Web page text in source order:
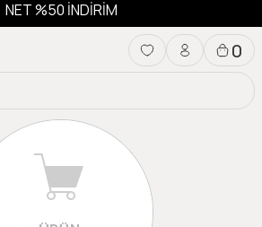
NET %50 İNDİRİM
0